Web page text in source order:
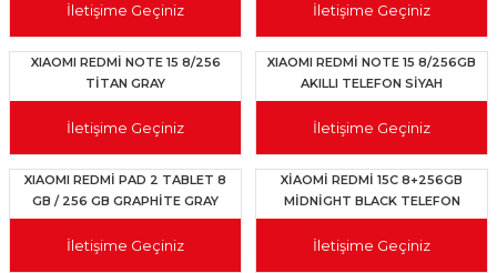
İletişime Geçiniz İletişime Geçiniz
XIAOMI REDMİ NOTE 15 8/256
TİTAN GRAY
İletişime Geçiniz
XIAOMI REDMİ NOTE 15 8/256GB
AKILLI TELEFON SİYAH
İletişime Geçiniz
XIAOMI REDMİ PAD 2 TABLET 8
GB / 256 GB GRAPHİTE GRAY
İletişime Geçiniz
XİAOMİ REDMİ 15C 8+256GB
MİDNİGHT BLACK TELEFON
İletişime Geçiniz